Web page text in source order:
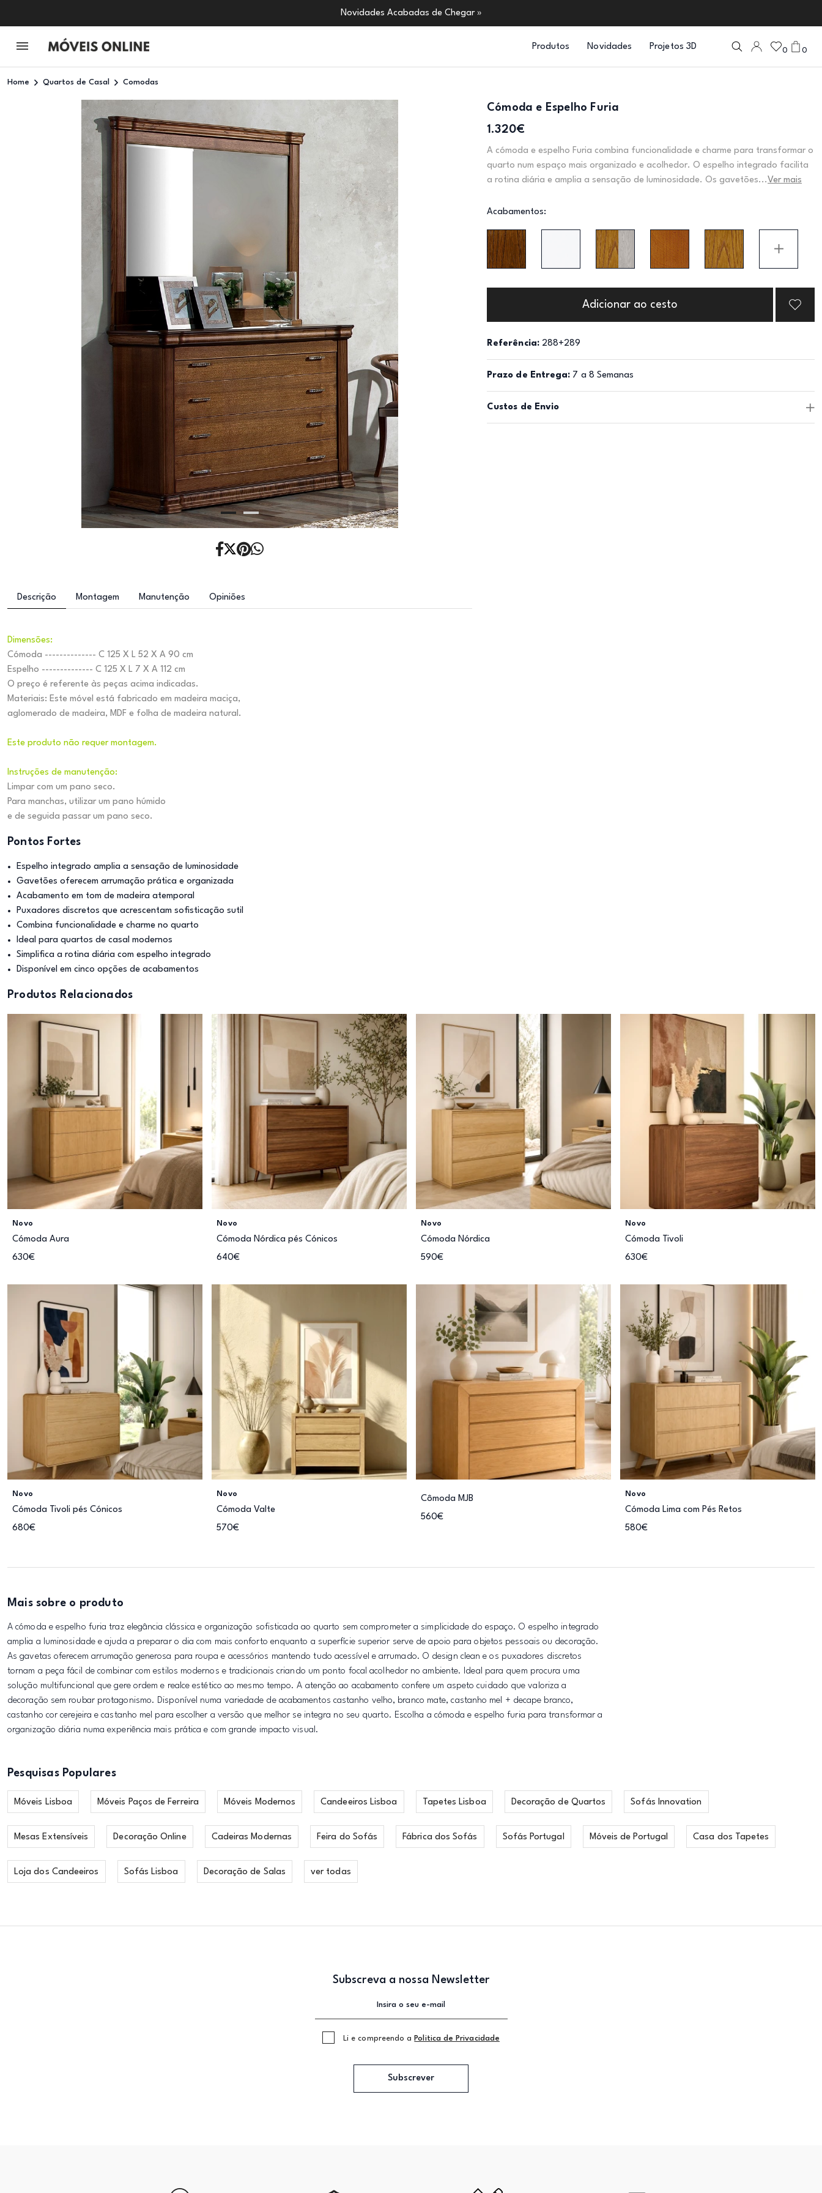
Novidades Acabadas de Chegar »
Produtos Novidades Projetos 3D 0 0
Home Quartos de Casal Comodas
Cómoda e Espelho Furia
1.320€
A cómoda e espelho Furia combina funcionalidade e charme para transformar o
quarto num espaço mais organizado e acolhedor. O espelho integrado facilita
a rotina diária e amplia a sensação de luminosidade. Os gavetões... Ver mais
Acabamentos:
Adicionar ao cesto
Referência: 288+289
Prazo de Entrega: 7 a 8 Semanas
Custos de Envio
Descrição Montagem Manutenção Opiniões
Dimensões:
Cómoda -------------- C 125 X L 52 X A 90 cm
Espelho -------------- C 125 X L 7 X A 112 cm
O preço é referente às peças acima indicadas.
Materiais: Este móvel está fabricado em madeira maciça,
aglomerado de madeira, MDF e folha de madeira natural.
Este produto não requer montagem.
Instruções de manutenção:
Limpar com um pano seco.
Para manchas, utilizar um pano húmido
e de seguida passar um pano seco.
Pontos Fortes
Espelho integrado amplia a sensação de luminosidade
Gavetões oferecem arrumação prática e organizada
Acabamento em tom de madeira atemporal
Puxadores discretos que acrescentam sofisticação sutil
Combina funcionalidade e charme no quarto
Ideal para quartos de casal modernos
Simplifica a rotina diária com espelho integrado
Disponível em cinco opções de acabamentos
Produtos Relacionados
Novo
Cómoda Aura
630€
Novo
Cómoda Nórdica pés Cónicos
640€
Novo
Cómoda Nórdica
590€
Novo
Cómoda Tivoli
630€
Novo
Cómoda Tivoli pés Cónicos
680€
Novo
Cómoda Valte
570€
Cômoda MJB
560€
Novo
Cómoda Lima com Pés Retos
580€
Mais sobre o produto
A cómoda e espelho furia traz elegância clássica e organização sofisticada ao quarto sem comprometer a simplicidade do espaço. O espelho integrado
amplia a luminosidade e ajuda a preparar o dia com mais conforto enquanto a superfície superior serve de apoio para objetos pessoais ou decoração.
As gavetas oferecem arrumação generosa para roupa e acessórios mantendo tudo acessível e arrumado. O design clean e os puxadores discretos
tornam a peça fácil de combinar com estilos modernos e tradicionais criando um ponto focal acolhedor no ambiente. Ideal para quem procura uma
solução multifuncional que gere ordem e realce estético ao mesmo tempo. A atenção ao acabamento confere um aspeto cuidado que valoriza a
decoração sem roubar protagonismo. Disponível numa variedade de acabamentos castanho velho, branco mate, castanho mel + decape branco,
castanho cor cerejeira e castanho mel para escolher a versão que melhor se integra no seu quarto. Escolha a cómoda e espelho furia para transformar a
organização diária numa experiência mais prática e com grande impacto visual.
Pesquisas Populares
Móveis Lisboa Móveis Paços de Ferreira Móveis Modernos Candeeiros Lisboa Tapetes Lisboa Decoração de Quartos Sofás Innovation
Mesas Extensíveis Decoração Online Cadeiras Modernas Feira do Sofás Fábrica dos Sofás Sofás Portugal Móveis de Portugal Casa dos Tapetes
Loja dos Candeeiros Sofás Lisboa Decoração de Salas ver todas
Subscreva a nossa Newsletter
Li e compreendo a Politica de Privacidade
Subscrever